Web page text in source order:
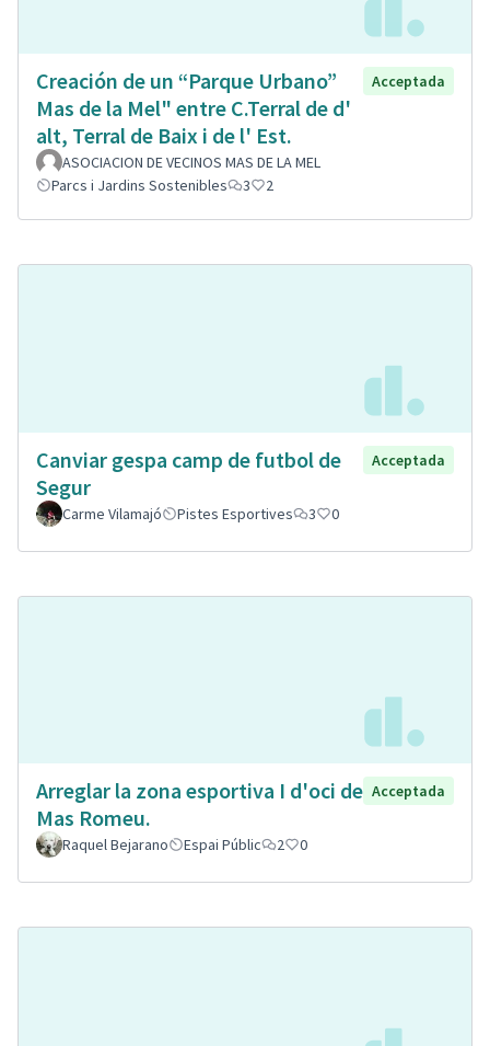
Creación de un “Parque Urbano”
Mas de la Mel" entre C.Terral de d'
alt, Terral de Baix i de l' Est.
Acceptada
ASOCIACION DE VECINOS MAS DE LA MEL
Parcs i Jardins Sostenibles
3 2
Canviar gespa camp de futbol de
Segur
Acceptada
Carme Vilamajó Pistes Esportives 3 0
Arreglar la zona esportiva I d'oci de
Mas Romeu.
Acceptada
Raquel Bejarano Espai Públic 2 0